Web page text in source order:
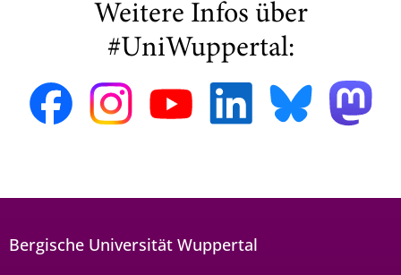
Weitere Infos über
#UniWuppertal:
Bergische Universität Wuppertal